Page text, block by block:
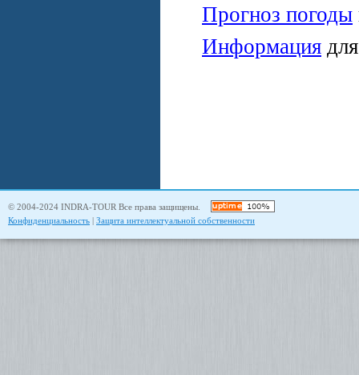
Прогноз погоды
Информация
© 2004-2024 INDRA-TOUR Все права защищены.
Конфиденциальность | Защита интеллектуальной собственности